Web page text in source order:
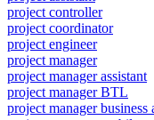
project controller
project coordinator
project engineer
project manager
project manager assistant
project manager BTL
project manager business